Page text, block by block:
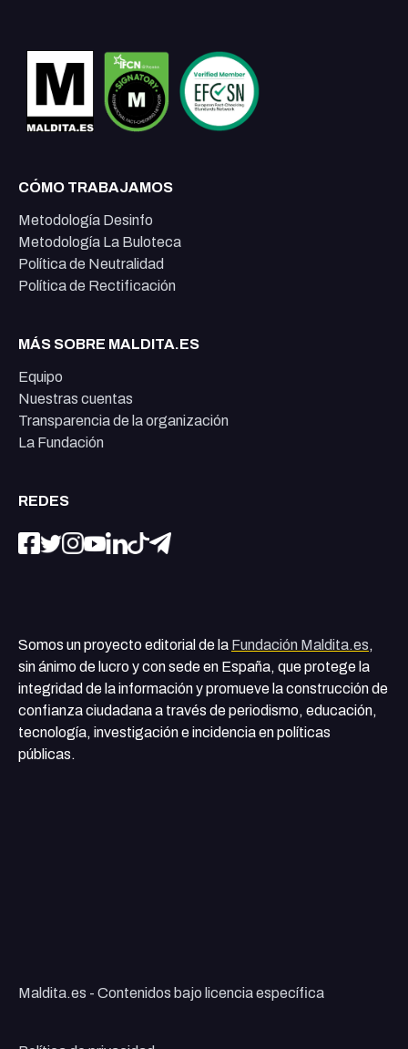
CÓMO TRABAJAMOS
Metodología Desinfo
Metodología La Buloteca
Política de Neutralidad
Política de Rectificación
MÁS SOBRE MALDITA.ES
Equipo
Nuestras cuentas
Transparencia de la organización
La Fundación
REDES
Somos un proyecto editorial de la Fundación Maldita.es,
sin ánimo de lucro y con sede en España, que protege la
integridad de la información y promueve la construcción de
confianza ciudadana a través de periodismo, educación,
tecnología, investigación e incidencia en políticas
públicas.
Maldita.es - Contenidos bajo licencia específica